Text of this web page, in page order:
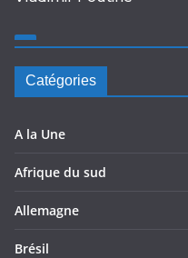
Catégories
A la Une
Afrique du sud
Allemagne
Brésil